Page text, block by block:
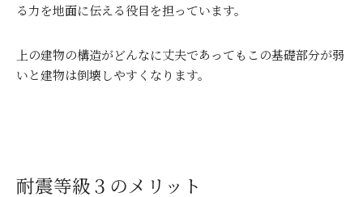
る力を地面に伝える役目を担っています。
上の建物の構造がどんなに丈夫であってもこの基礎部分が弱
いと建物は倒壊しやすくなります。
耐震等級３のメリット